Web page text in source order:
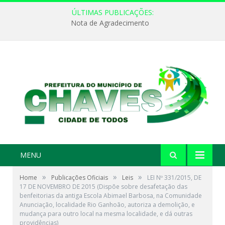
ÚLTIMAS PUBLICAÇÕES:
Nota de Agradecimento
MENU
Home » Publicações Oficiais » Leis »
LEI Nº 331/2015, DE
17 DE NOVEMBRO DE 2015 (Dispõe sobre desafetação das
benfeitorias da antiga Escola Abimael Barbosa, na Comunidade
Anunciação, localidade Rio Ganhoão, autoriza a demolição, e
mudança para outro local na mesma localidade, e dá outras
providências)